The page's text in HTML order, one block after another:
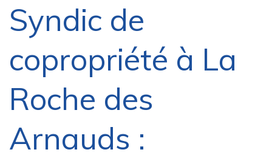
Syndic de
copropriété à La
Roche des
Arnauds :